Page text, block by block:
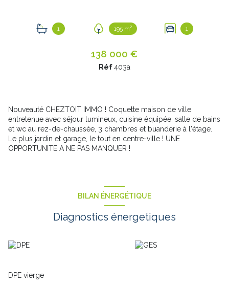
1 195 m² 1
138 000 €
Réf403a
Nouveauté CHEZTOIT IMMO ! Coquette maison de ville
entretenue avec séjour lumineux, cuisine équipée, salle de bains
et wc au rez-de-chaussée, 3 chambres et buanderie à l'étage.
Le plus jardin et garage, le tout en centre-ville ! UNE
OPPORTUNITE A NE PAS MANQUER !
BILAN ÉNERGÉTIQUE
Diagnostics énergetiques
DPE vierge